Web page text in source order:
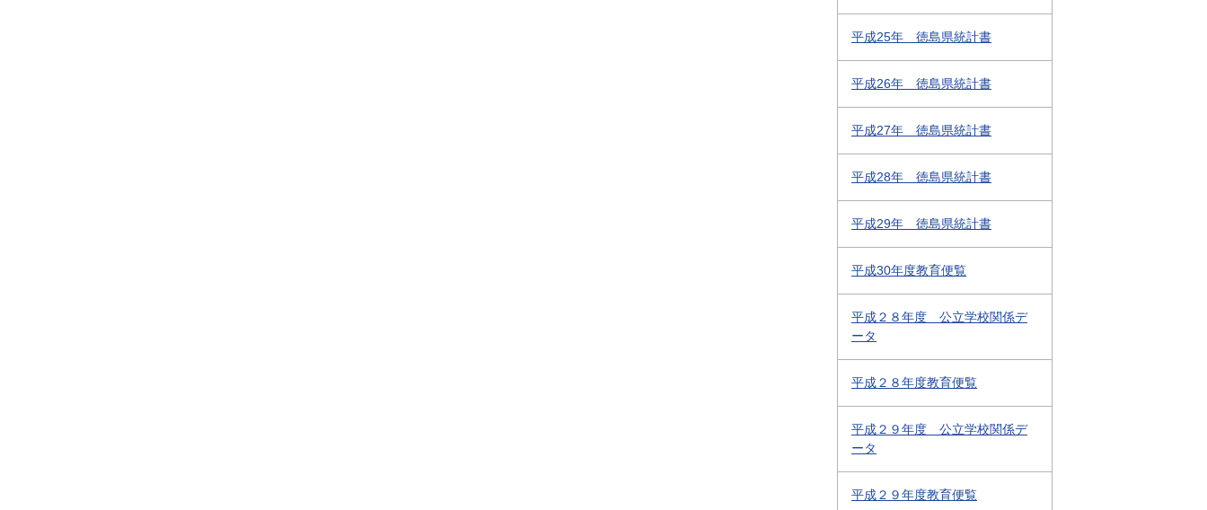
平成25年 徳島県統計書
平成26年 徳島県統計書
平成27年 徳島県統計書
平成28年 徳島県統計書
平成29年 徳島県統計書
平成30年度教育便覧
平成２８年度 公立学校関係デ
ータ
平成２８年度教育便覧
平成２９年度 公立学校関係デ
ータ
平成２９年度教育便覧